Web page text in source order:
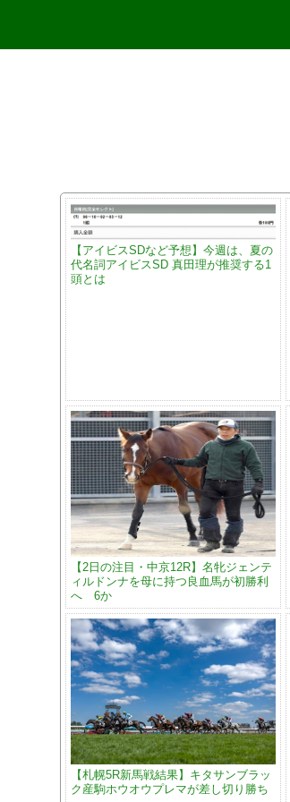
【アイビスSDなど予想】今週は、夏の
代名詞アイビスSD 真田理が推奨する1
頭とは
【2日の注目・中京12R】名牝ジェンテ
ィルドンナを母に持つ良血馬が初勝利
へ 6か
【札幌5R新馬戦結果】キタサンブラッ
ク産駒ホウオウプレマが差し切り勝ち